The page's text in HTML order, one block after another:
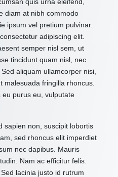
diam at nibh commodo
ipsum vel pretium pulvinar.
adipiscing elit.
semper nisl sem, ut
tincidunt quam nisl, nec
aliquam ullamcorper nisi,
malesuada fringilla rhoncus.
purus eu, vulputate
sapien non, suscipit lobortis
sed rhoncus elit imperdiet
nec dapibus. Mauris
Nam ac efficitur felis.
lacinia justo id rutrum